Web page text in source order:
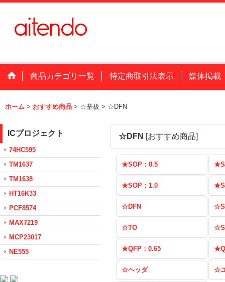
商品カテゴリ一覧 特定商取引法表示 媒体掲載
ホーム > おすすめ商品 > ☆基板 > ☆DFN
ICプロジェクト
74HC595
TM1637
TM1638
HT16K33
PCF8574
MAX7219
MCP23017
NE555
☆DFN [おすすめ商品]
★SOP：0.5
★SOP：1.0
☆DFN
☆TO
★QFP：0.65
☆ヘッダ ☆